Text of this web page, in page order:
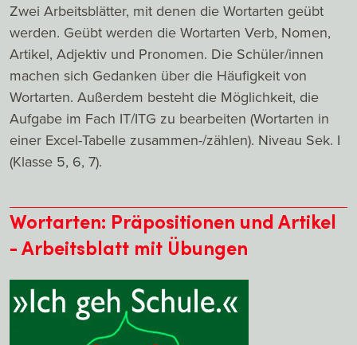
Zwei Arbeitsblätter, mit denen die Wortarten geübt
werden. Geübt werden die Wortarten Verb, Nomen,
Artikel, Adjektiv und Pronomen. Die Schüler/innen
machen sich Gedanken über die Häufigkeit von
Wortarten. Außerdem besteht die Möglichkeit, die
Aufgabe im Fach IT/ITG zu bearbeiten (Wortarten in
einer Excel-Tabelle zusammen-/zählen). Niveau Sek. I
(Klasse 5, 6, 7).
Wortarten: Präpositionen und Artikel
- Arbeitsblatt mit Übungen